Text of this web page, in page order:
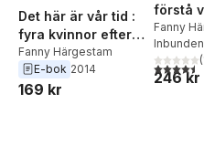
Det här är vår tid :
fyra kvinnor efter
revolutionen i
Tunisien
Fanny Härgestam
E-bok 2014
169 kr
förstå
Fanny
Rosling
Inbunden
4,5utav (
246 kr